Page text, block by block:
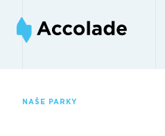
NAŠE PARKY